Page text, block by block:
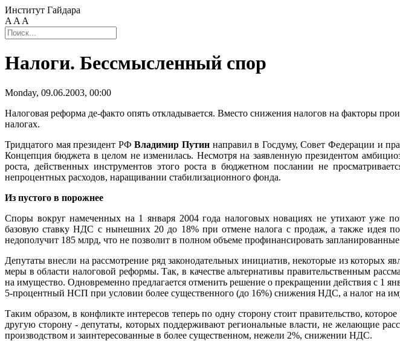
Институт Гайдара
A A A
Налоги. Бессмысленный спор
Monday, 09.06.2003, 00:00
Налоговая реформа де-факто опять откладывается. Вместо снижения налогов на факторы
налогах.
Тридцатого мая президент РФВладимир Путиннаправил в Госдуму, Совет Федерации и
Концепция бюджета в целом не изменилась. Несмотря на заявленную президентом
роста, действенных инструментов этого роста в бюджетном послании не
непроцентных расходов, наращивании стабилизационного фонда.
Из пустого в порожнее
Споры вокруг намеченных на 1 января 2004 года налоговых новациях не утихают уже
базовую ставку НДС с нынешних 20 до 18% при отмене налога с продаж, а также идея
недополучит 185 млрд, что не позволит в полном объеме профинансировать запланированные
Депутаты внесли на рассмотрение ряд законодательных инициатив, некоторые из которых
меры в области налоговой реформы. Так, в качестве альтернативы правительственным
на имущество. Одновременно предлагается отменить решение о прекращении действия с 1
5-процентный НСП при условии более существенного (до 16%) снижения НДС, а налог на
Таким образом, в конфликте интересов теперь по одну сторону стоит правительство,
другую сторону - депутаты, которых поддерживают региональные власти, не желающие
производством и заинтересованные в более существенном, нежели 2%, снижении НДС.